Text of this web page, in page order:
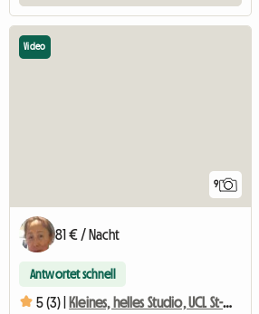
9
Video
81 € / Nacht
Antwortet schnell
5 (3) | Kleines, helles Studio, UCL St-Luc, Metro, Komfort und Qualität